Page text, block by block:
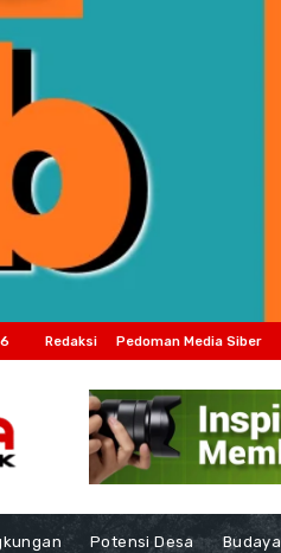
Redaksi Pedoman Media Siber
Potensi Desa Budaya